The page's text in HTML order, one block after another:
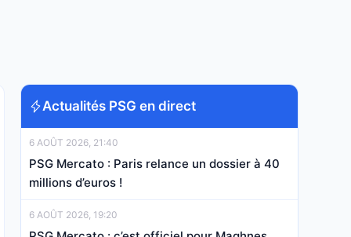
Actualités PSG en direct
6 AOÛT 2026, 21:40
PSG Mercato : Paris relance un dossier à 40
millions d’euros !
6 AOÛT 2026, 19:20